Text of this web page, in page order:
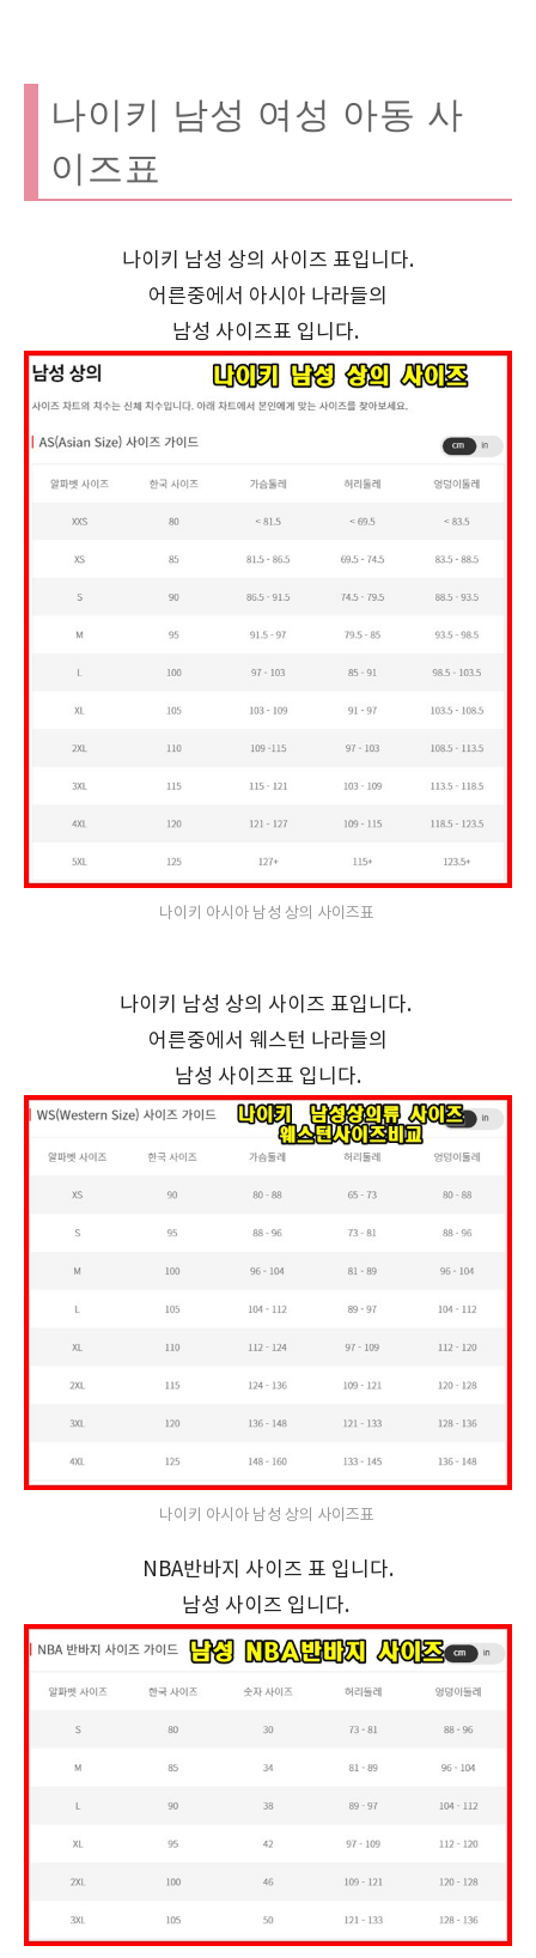
나이키 남성 여성 아동 사
이즈표
나이키 남성 상의 사이즈 표입니다.
어른중에서 아시아 나라들의
남성 사이즈표 입니다.
나이키 아시아 남성 상의 사이즈표
나이키 남성 상의 사이즈 표입니다.
어른중에서 웨스턴 나라들의
남성 사이즈표 입니다.
나이키 아시아 남성 상의 사이즈표
NBA반바지 사이즈 표 입니다.
남성 사이즈 입니다.